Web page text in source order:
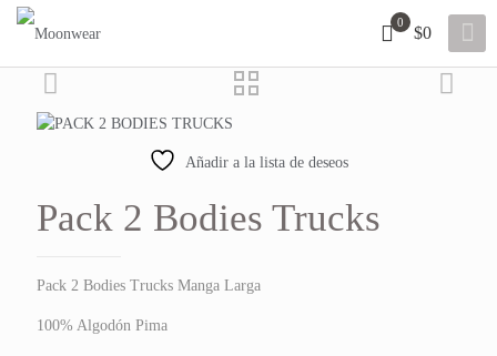
0
$0
Añadir a la lista de deseos
Pack 2 Bodies Trucks
Pack 2 Bodies Trucks Manga Larga
100% Algodón Pima